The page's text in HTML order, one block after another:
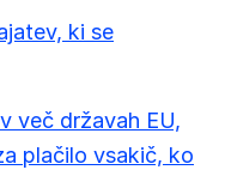
ki se
več državah EU,
plačilo vsakič, ko